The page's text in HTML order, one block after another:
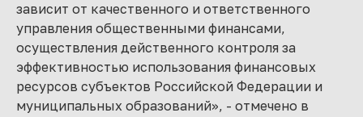
зависит от качественного и ответственного
управления общественными финансами,
осуществления действенного контроля за
эффективностью использования финансовых
ресурсов субъектов Российской Федерации и
муниципальных образований», - отмечено в